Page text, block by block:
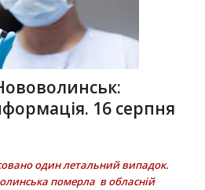
16 серпня
один летальний випадок.
померла в обласній